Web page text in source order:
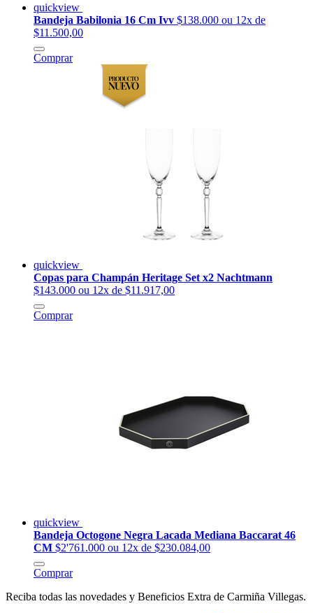
quickview
Bandeja Babilonia 16 Cm Ivv $138.000 ou 12x de
$11.500,00
Comprar
quickview
Copas para Champán Heritage Set x2 Nachtmann
$143.000 ou 12x de $11.917,00
Comprar
quickview
Bandeja Octogone Negra Lacada Mediana Baccarat 46
CM $2'761.000 ou 12x de $230.084,00
Comprar
Reciba todas las novedades y Beneficios Extra de Carmiña Villegas.